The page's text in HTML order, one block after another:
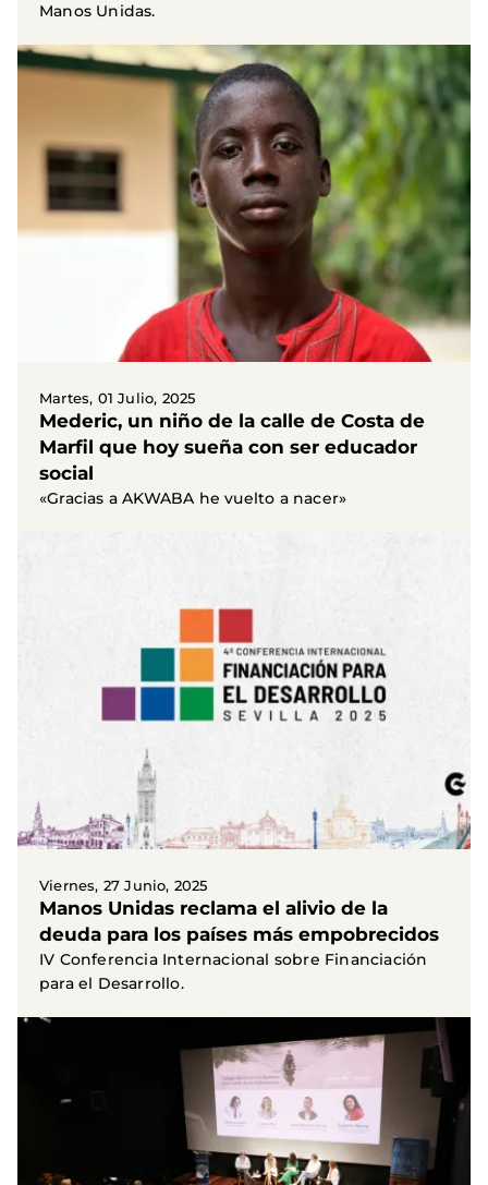
Manos Unidas.
Martes, 01 Julio, 2025
Mederic, un niño de la calle de Costa de
Marfil que hoy sueña con ser educador
social
«Gracias a AKWABA he vuelto a nacer»
Viernes, 27 Junio, 2025
Manos Unidas reclama el alivio de la
deuda para los países más empobrecidos
IV Conferencia Internacional sobre Financiación
para el Desarrollo.